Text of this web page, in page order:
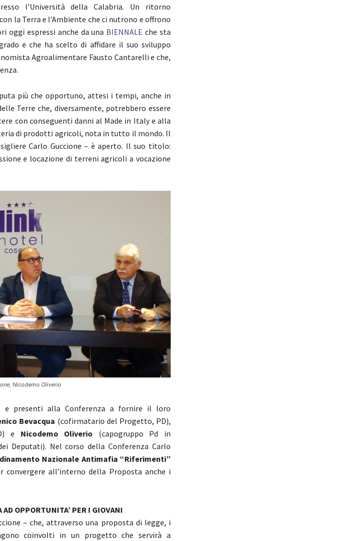
l’Università della Calabria. Un ritorno
la Terra e l’Ambiente che ci nutrono e offrono
oggi espressi anche da una BIENNALE che sta
e che ha scelto di affidare il suo sviluppo
Agroalimentare Fausto Cantarelli e che,
più che opportuno, attesi i tempi, anche in
Terre che, diversamente, potrebbero essere
con conseguenti danni al Made in Italy e alla
di prodotti agricoli, nota in tutto il mondo. Il
Carlo Guccione – è aperto. Il suo titolo:
e locazione di terreni agricoli a vocazione
Nicodemo Oliverio
e presenti alla Conferenza a fornire il loro
Bevacqua (cofirmatario del Progetto, PD),
e Nicodemo Oliverio (capogruppo Pd in
Deputati). Nel corso della Conferenza Carlo
Nazionale Antimafia “Riferimenti”
convergere all’interno della Proposta anche i
AD OPPORTUNITA’ PER I GIOVANI
– che, attraverso una proposta di legge, i
coinvolti in un progetto che servirà a